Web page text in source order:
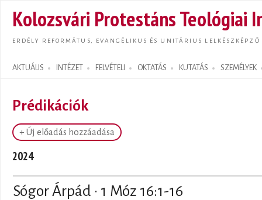
Kolozsvári Protestáns Teológiai
ERDÉLY REFORMÁTUS, EVANGÉLIKUS ÉS UNITÁRIUS LELKÉSZKÉPZŐ
AKTUÁLIS INTÉZET FELVÉTELI OKTATÁS KUTATÁS SZEMÉLYEK
Search form
Prédikációk
+ Új előadás hozzáadása
2024
Sógor Árpád · 1 Móz 16:1-16